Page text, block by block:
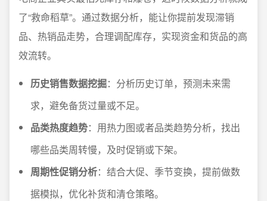
了“救命稻草”。通过数据分析，能让你提前发现滞销
品、热销品走势，合理调配库存，实现资金和货品的高
效流转。
历史销售数据挖掘：分析历史订单，预测未来需
求，避免备货过量或不足。
品类热度趋势：用热力图或者品类趋势分析，找出
哪些品类周转慢，及时促销或下架。
周期性促销分析：结合大促、季节变换，提前做数
据模拟，优化补货和清仓策略。